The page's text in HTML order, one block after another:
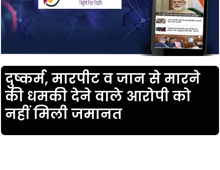
दुष्कर्म, मारपीट व जान से मारने
की धमकी देने वाले आरोपी को
नहीं मिली जमानत